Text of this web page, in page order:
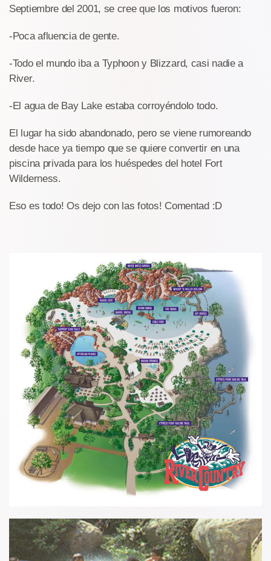
Septiembre del 2001, se cree que los motivos fueron:
-Poca afluencia de gente.
-Todo el mundo iba a Typhoon y Blizzard, casi nadie a
River.
-El agua de Bay Lake estaba corroyéndolo todo.
El lugar ha sido abandonado, pero se viene rumoreando
desde hace ya tiempo que se quiere convertir en una
piscina privada para los huéspedes del hotel Fort
Wilderness.
Eso es todo! Os dejo con las fotos! Comentad :D